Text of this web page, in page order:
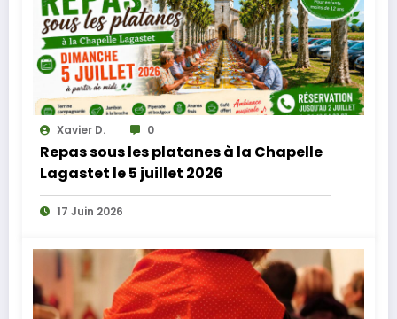
Xavier D. 0
Repas sous les platanes à la Chapelle
Lagastet le 5 juillet 2026
17 Juin 2026